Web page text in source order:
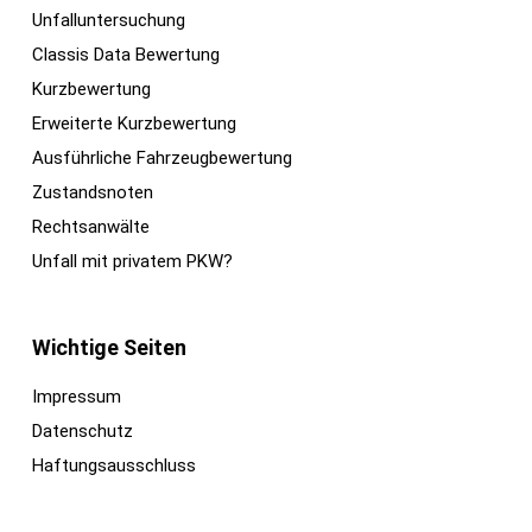
Unfalluntersuchung
Classis Data Bewertung
Kurzbewertung
Erweiterte Kurzbewertung
Ausführliche Fahrzeugbewertung
Zustandsnoten
Rechtsanwälte
Unfall mit privatem PKW?
Wichtige Seiten
Impressum
Datenschutz
Haftungsausschluss